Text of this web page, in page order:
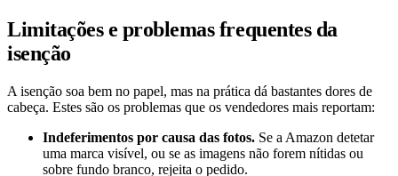
Limitações e problemas frequentes da
isenção
A isenção soa bem no papel, mas na prática dá bastantes dores de
cabeça. Estes são os problemas que os vendedores mais reportam:
Indeferimentos por causa das fotos. Se a Amazon detetar
uma marca visível, ou se as imagens não forem nítidas ou
sobre fundo branco, rejeita o pedido.